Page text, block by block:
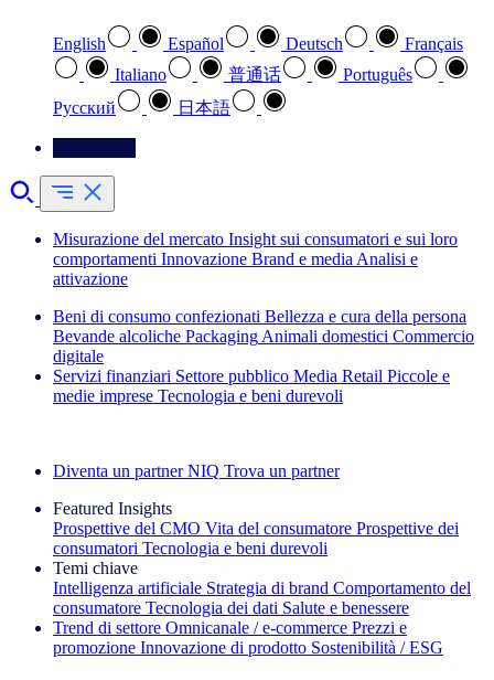
English Español Deutsch
Français
Italiano
普通话
Português
Pусский
日本語
Misurazione del mercato Insight sui consumatori e sui loro
comportamenti Innovazione Brand e media Analisi e
attivazione
Beni di consumo confezionati Bellezza e cura della persona
Bevande alcoliche Packaging Animali domestici Commercio
digitale
Servizi finanziari Settore pubblico Media Retail Piccole e
medie imprese Tecnologia e beni durevoli
Diventa un partner NIQ Trova un partner
Featured Insights
Prospettive del CMO Vita del consumatore Prospettive dei
consumatori Tecnologia e beni durevoli
Temi chiave
Intelligenza artificiale Strategia di brand Comportamento del
consumatore Tecnologia dei dati Salute e benessere
Trend di settore Omnicanale / e‑commerce Prezzi e
promozione Innovazione di prodotto Sostenibilità / ESG